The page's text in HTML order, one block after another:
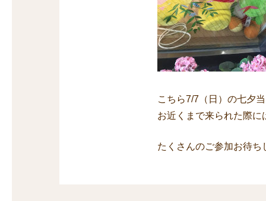
こちら7/7（日）の七夕
お近くまで来られた際
たくさんのご参加お待ち